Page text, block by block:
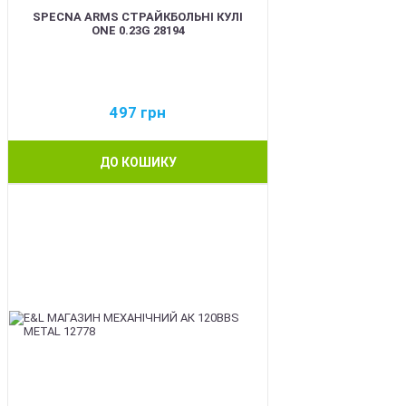
SPECNA ARMS СТРАЙКБОЛЬНІ КУЛІ
ONE 0.23G 28194
497 грн
ДО КОШИКУ